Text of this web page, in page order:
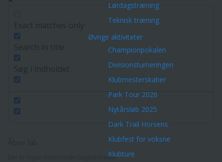
Lørdagstræning
Teknisk træning
Øvrige aktiviteter
Championpokalen
Divisionsturneringen
Klubmesterskaber
Park Tour 2026
Nytårsløb 2025
Dark Trail Horsens
Klubfest for voksne
Klubture
Der er ingen kommende begivenheder.